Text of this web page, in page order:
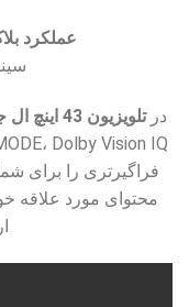
عملکرد
درتلویزیون 43 اینچ ال جی UP7500
فراگیرتری را برای
محتوای مورد علاقه